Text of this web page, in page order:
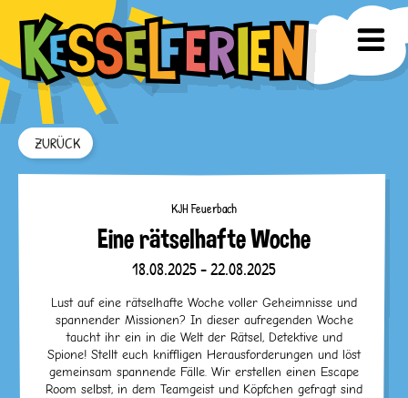
ZURÜCK
KJH Feuerbach
Eine rätselhafte Woche
18.08.2025 - 22.08.2025
Lust auf eine rätselhafte Woche voller Geheimnisse und
spannender Missionen? In dieser aufregenden Woche
taucht ihr ein in die Welt der Rätsel, Detektive und
Spione! Stellt euch kniffligen Herausforderungen und löst
gemeinsam spannende Fälle. Wir erstellen einen Escape
Room selbst, in dem Teamgeist und Köpfchen gefragt sind